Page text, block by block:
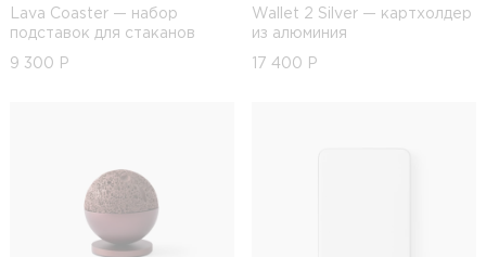
Lava Coaster — набор
подставок для стаканов
9 300 Р
Wallet 2 Silver — картхолдер
из алюминия
17 400 Р